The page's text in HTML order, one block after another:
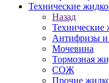
Технические
Назад
Технические
Антифризы и
Мочевина
Тормозная
СОЖ
Прочие